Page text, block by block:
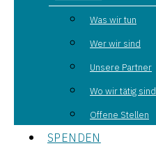
Was wir tun
Wer wir sind
Unsere Partner
Wo wir tätig sind
Offene Stellen
SPENDEN